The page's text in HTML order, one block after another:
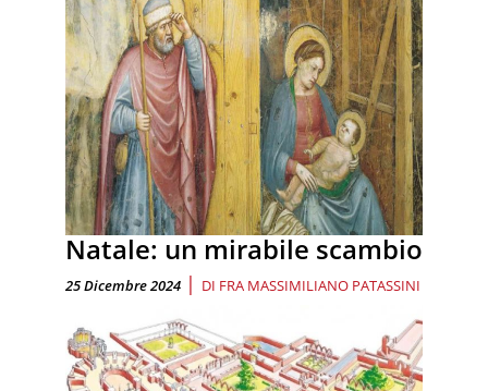
Natale: un mirabile scambio
25 Dicembre 2024 | DI FRA MASSIMILIANO PATASSINI